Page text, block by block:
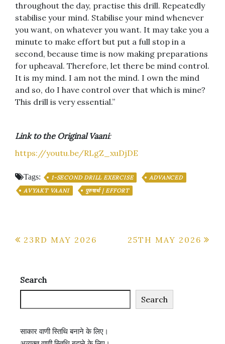
throughout the day, practise this drill. Repeatedly
stabilise your mind. Stabilise your mind whenever
you want, on whatever you want. It may take you a
minute to make effort but put a full stop in a
second, because time is now making preparations
for upheaval. Therefore, let there be mind control.
It is my mind. I am not the mind. I own the mind
and so, do I have control over that which is mine?
This drill is very essential.”
Link to the Original Vaani:
https://youtu.be/RLgZ_xuDjDE
Tags: 1-SECOND DRILL EXERCISE
ADVANCED
AVYAKT VAANI
पुरुषार्थ | EFFORT
Post
23RD MAY 2026 25TH MAY 2026
Search
Search
साकार वाणी स्तिथि बनाने के लिए।